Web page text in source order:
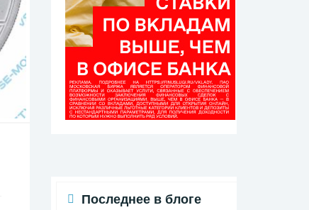
Последнее в блоге